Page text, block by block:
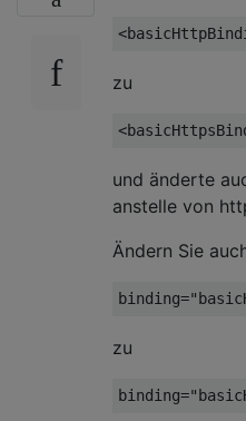
zu
und änderte
anstelle von
Ändern Sie
binding=
zu
binding=